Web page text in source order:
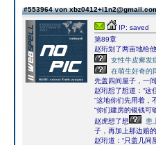
#553964 von
IP: saved
第89章
赵珩划了两亩地给
女性牛皮癣发
在萌生好奇的
先盖四间屋子，一
赵珩想了想道：“这
“这地你们先用着，
“你们建房的银钱可
赵虎想了想
患
子，再加上那边赔
赵珩道：“只盖几间